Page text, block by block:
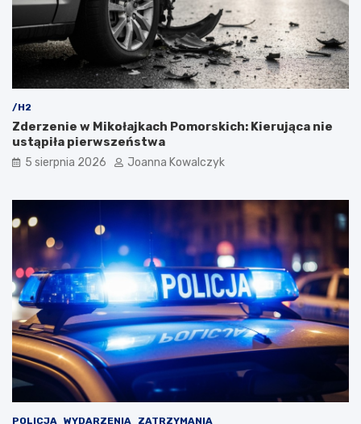
/H2
Zderzenie w Mikołajkach Pomorskich: Kierująca nie
ustąpiła pierwszeństwa
5 sierpnia 2026 Joanna Kowalczyk
POLICJA WYDARZENIA ZATRZYMANIA